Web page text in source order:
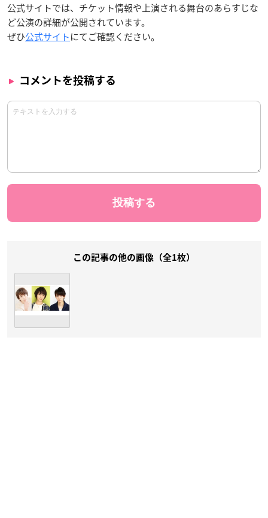
公式サイトでは、チケット情報や上演される舞台のあらすじな
ど公演の詳細が公開されています。
ぜひ公式サイトにてご確認ください。
コメントを投稿する
この記事の他の画像（全1枚）